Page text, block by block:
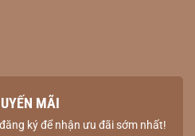
MÃI
ký để nhận ưu đãi sớm nhất!